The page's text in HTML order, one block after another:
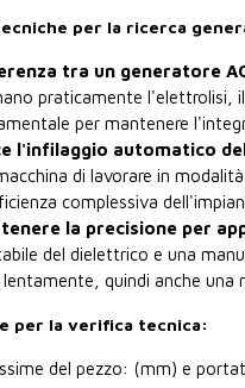
per la ricerca
tra un generatore
praticamente l'elettrolisi,
per mantenere
l'infilaggio automatico
di lavorare in
complessiva
la precisione per
del dielettrico e una
quindi anche una
per la verifica tecnica:
del pezzo: (mm) e